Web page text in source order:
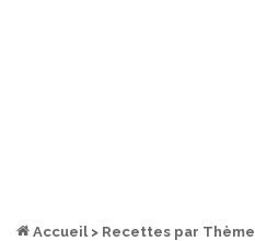
Accueil > Recettes par Thème